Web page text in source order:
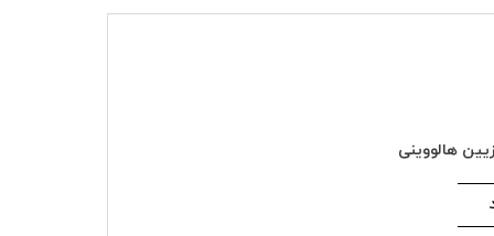
هالووینی